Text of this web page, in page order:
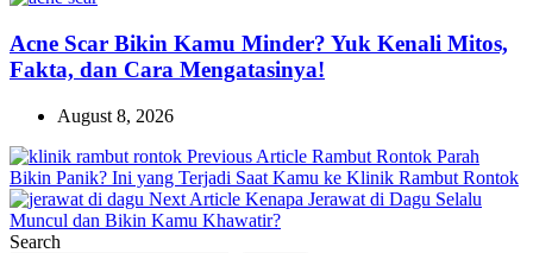
Acne Scar Bikin Kamu Minder? Yuk Kenali Mitos,
Fakta, dan Cara Mengatasinya!
August 8, 2026
Previous Article Previous
Post:
Rambut Rontok Parah
Bikin Panik? Ini yang Terjadi Saat Kamu ke Klinik Rambut Rontok
Next Article Next
Post:
Kenapa Jerawat di Dagu Selalu
Muncul dan Bikin Kamu Khawatir?
Search